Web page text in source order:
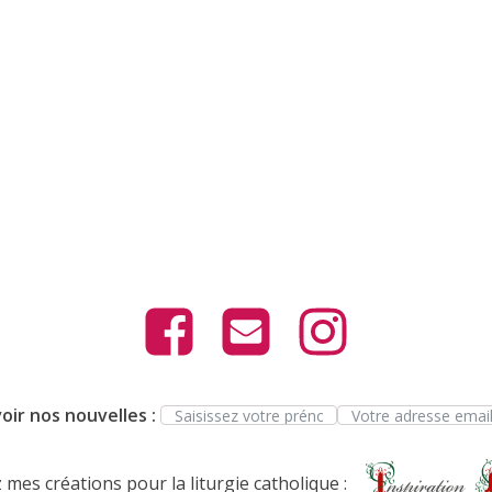
nos nouvelles :
mes créations pour la liturgie catholique :